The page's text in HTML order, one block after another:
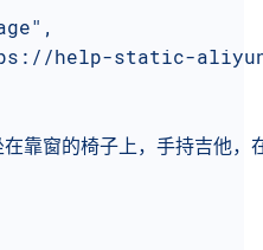
help-static-
窗的椅子上，手持吉他，